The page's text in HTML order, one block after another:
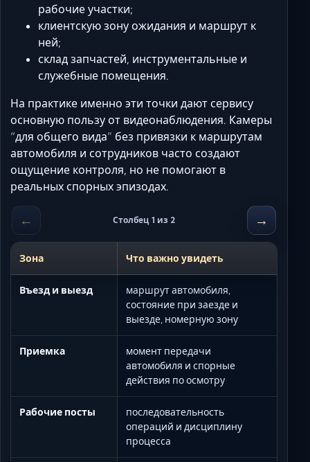
рабочие участки;
клиентскую зону ожидания и маршрут к
ней;
склад запчастей, инструментальные и
служебные помещения.
На практике именно эти точки дают сервису
основную пользу от видеонаблюдения. Камеры
“для общего вида” без привязки к маршрутам
автомобиля и сотрудников часто создают
ощущение контроля, но не помогают в
реальных спорных эпизодах.
← Столбец 1 из 2 →
Зона Что важно увидеть
Въезд и выезд
маршрут автомобиля,
состояние при заезде и
выезде, номерную зону
Приемка
момент передачи
автомобиля и спорные
действия по осмотру
Рабочие посты
последовательность
операций и дисциплину
процесса